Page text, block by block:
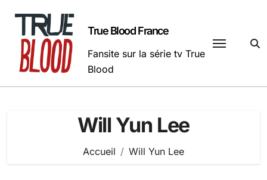
contenu
True Blood France
Fansite sur la série tv True
Blood
Will Yun Lee
Accueil Will Yun Lee